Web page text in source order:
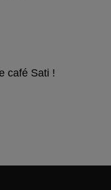
café Sati !